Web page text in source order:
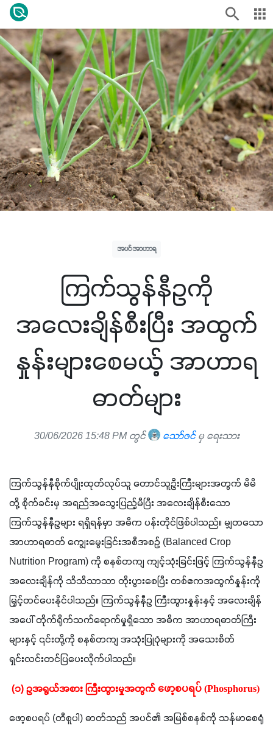
အပင်အာဟာရ
ကြက်သွန်နီဥကို
အလေးချိန်စီးပြီး အထွက်
နှုန်းများစေမယ့် အာဟာရ
ဓာတ်များ
30/06/2026 15:48 PM တွင် သော်ဇင်မှ ရေးသား
ကြက်သွန်နီစိုက်ပျိုးထုတ်လုပ်သူ တောင်သူဦးကြီးများအတွက် မိမိ
တို့ စိုက်ခင်းမှ အရည်အသွေးပြည့်မီပြီး အလေးချိန်စီးသော
ကြက်သွန်နီဥများ ရရှိရန်မှာ အဓိက ပန်းတိုင်ဖြစ်ပါသည်။ မျှတသော
အာဟာရဓာတ် ကျွေးမွေးခြင်းအစီအစဉ် (Balanced Crop
Nutrition Program) ကို စနစ်တကျ ကျင့်သုံးခြင်းဖြင့် ကြက်သွန်နီဥ
အလေးချိန်ကို သိသိသာသာ တိုးပွားစေပြီး တစ်ဧကအထွက်နှုန်းကို
မြှင့်တင်ပေးနိုင်ပါသည်။ ကြက်သွန်နီဥ ကြီးထွားနှုန်းနှင့် အလေးချိန်
အပေါ် တိုက်ရိုက်သက်ရောက်မှုရှိသော အဓိက အာဟာရဓာတ်ကြီး
များနှင့် ၎င်းတို့ကို စနစ်တကျ အသုံးပြုပုံများကို အသေးစိတ်
ရှင်းလင်းတင်ပြပေးလိုက်ပါသည်။
(၁) ဥအရွယ်အစား ကြီးထွားမှုအတွက် ဖော့စပရပ် (Phosphorus)
ဖော့စပရပ် (တီစူပါ) ဓာတ်သည် အပင်၏ အမြစ်စနစ်ကို သန်မာစေရုံ